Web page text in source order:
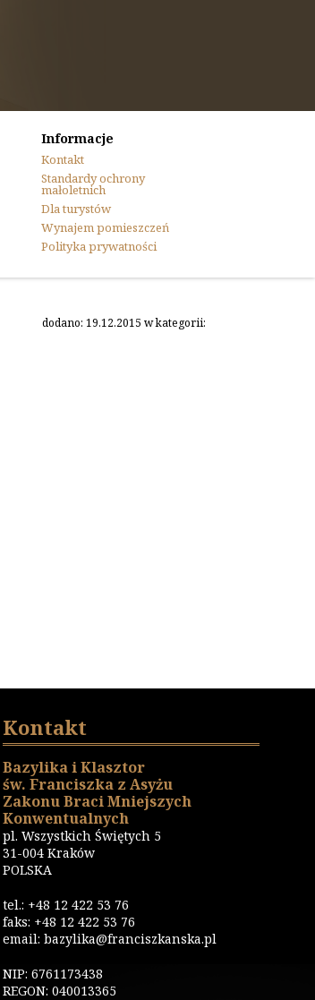
Informacje
Kontakt
Standardy ochrony
małoletnich
Dla turystów
Wynajem pomieszczeń
Polityka prywatności
dodano: 19.12.2015 w kategorii:
Kontakt
Bazylika i Klasztor
św. Franciszka z Asyżu
Zakonu Braci Mniejszych
Konwentualnych
pl. Wszystkich Świętych 5
31-004 Kraków
POLSKA
tel.: +48 12 422 53 76
faks: +48 12 422 53 76
email: bazylika@franciszkanska.pl
NIP: 6761173438
REGON: 040013365